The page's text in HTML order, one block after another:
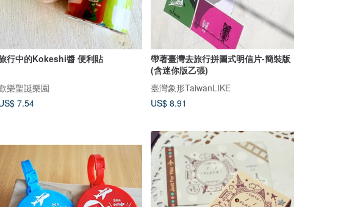
行中的Kokeshi醬 便利貼
樂聖誕樂園
7.54
帶著臺灣去旅行拼圖式明信片-簡裝版
(含迷你版乙張)
臺灣象形TaiwanLIKE
US$ 8.91